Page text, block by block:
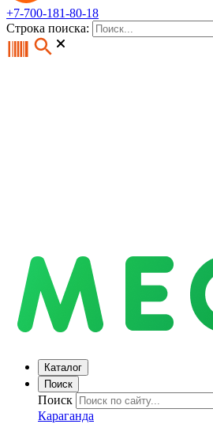
+7-700-181-80-18
Строка поиска:
Каталог
Поиск
Поиск
Караганда